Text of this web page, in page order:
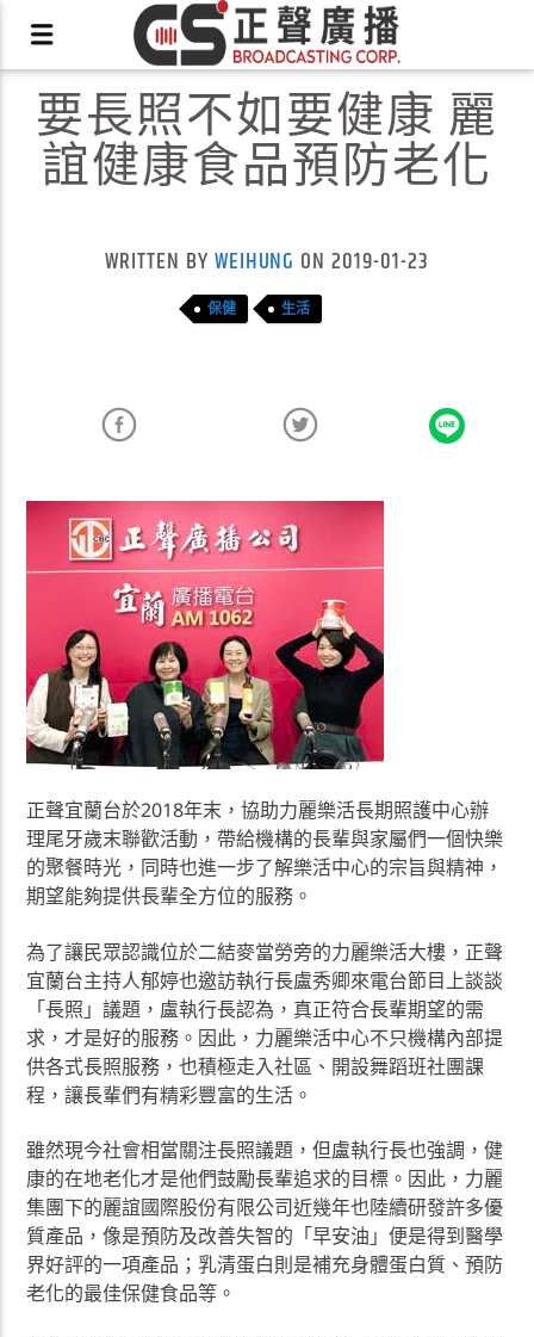
X
要長照不如要健康 麗
誼健康食品預防老化
WRITTEN BY WEIHUNG ON 2019-01-23
保健 生活
正聲宜蘭台於2018年末，協助力麗樂活長期照護中心辦
理尾牙歲末聯歡活動，帶給機構的長輩與家屬們一個快樂
的聚餐時光，同時也進一步了解樂活中心的宗旨與精神，
期望能夠提供長輩全方位的服務。
為了讓民眾認識位於二結麥當勞旁的力麗樂活大樓，正聲
宜蘭台主持人郁婷也邀訪執行長盧秀卿來電台節目上談談
「長照」議題，盧執行長認為，真正符合長輩期望的需
求，才是好的服務。因此，力麗樂活中心不只機構內部提
供各式長照服務，也積極走入社區、開設舞蹈班社團課
程，讓長輩們有精彩豐富的生活。
雖然現今社會相當關注長照議題，但盧執行長也強調，健
康的在地老化才是他們鼓勵長輩追求的目標。因此，力麗
集團下的麗誼國際股份有限公司近幾年也陸續研發許多優
質產品，像是預防及改善失智的「早安油」便是得到醫學
界好評的一項產品；乳清蛋白則是補充身體蛋白質、預防
老化的最佳保健食品等。